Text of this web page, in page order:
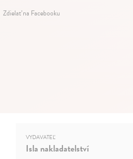
Zdielať na Facebooku
VYDAVATEĽ
Isla nakladatelství